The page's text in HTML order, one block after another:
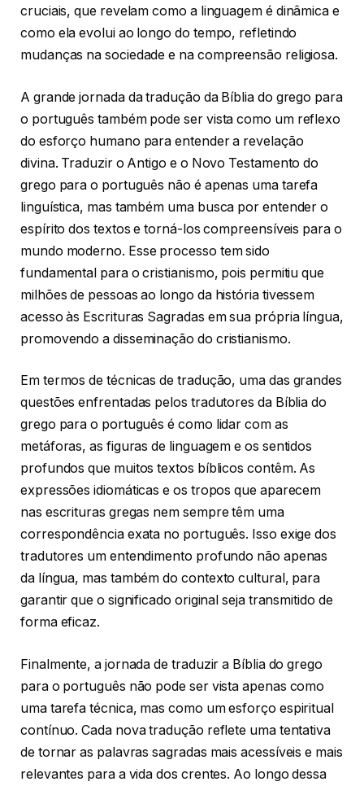
cruciais, que revelam como a linguagem é dinâmica e
como ela evolui ao longo do tempo, refletindo
mudanças na sociedade e na compreensão religiosa.
A grande jornada da tradução da Bíblia do grego para
o português também pode ser vista como um reflexo
do esforço humano para entender a revelação
divina. Traduzir o Antigo e o Novo Testamento do
grego para o português não é apenas uma tarefa
linguística, mas também uma busca por entender o
espírito dos textos e torná-los compreensíveis para o
mundo moderno. Esse processo tem sido
fundamental para o cristianismo, pois permitiu que
milhões de pessoas ao longo da história tivessem
acesso às Escrituras Sagradas em sua própria língua,
promovendo a disseminação do cristianismo.
Em termos de técnicas de tradução, uma das grandes
questões enfrentadas pelos tradutores da Bíblia do
grego para o português é como lidar com as
metáforas, as figuras de linguagem e os sentidos
profundos que muitos textos bíblicos contêm. As
expressões idiomáticas e os tropos que aparecem
nas escrituras gregas nem sempre têm uma
correspondência exata no português. Isso exige dos
tradutores um entendimento profundo não apenas
da língua, mas também do contexto cultural, para
garantir que o significado original seja transmitido de
forma eficaz.
Finalmente, a jornada de traduzir a Bíblia do grego
para o português não pode ser vista apenas como
uma tarefa técnica, mas como um esforço espiritual
contínuo. Cada nova tradução reflete uma tentativa
de tornar as palavras sagradas mais acessíveis e mais
relevantes para a vida dos crentes. Ao longo dessa